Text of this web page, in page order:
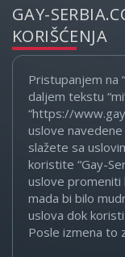
GAY-
KORIŠĆENJA
Pristupanjem na
daljem tekstu
“https://
uslove
slažete sa
koristite “Gay-
uslove promeniti
mada bi bilo
uslova dok
Posle izmena to